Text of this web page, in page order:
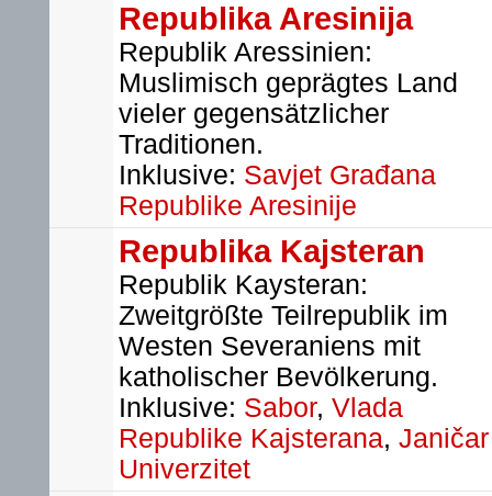
Republika Aresinija
Republik Aressinien:
Muslimisch geprägtes Land
vieler gegensätzlicher
Traditionen.
Inklusive: Savjet Građana
Republike Aresinije
Republika Kajsteran
Republik Kaysteran:
Zweitgrößte Teilrepublik im
Westen Severaniens mit
katholischer Bevölkerung.
Inklusive: Sabor, Vlada
Republike Kajsterana, Janičar
Univerzitet